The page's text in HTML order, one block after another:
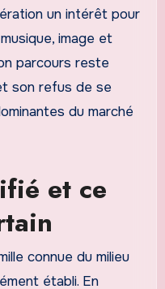
un intérêt pour
image et
parcours reste
son refus de se
du marché
et ce
connue du milieu
établi. En